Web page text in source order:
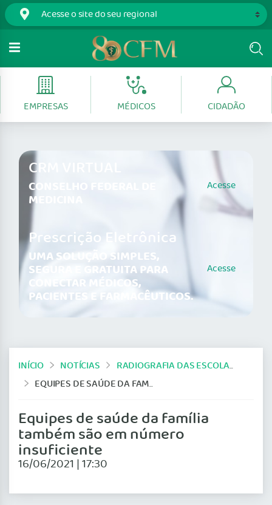
EMPRESAS MÉDICOS CIDADÃO
CRM VIRTUAL
CONSELHO FEDERAL DE
MEDICINA
Acesse
Prescrição Eletrônica
UMA SOLUÇÃO SIMPLES,
SEGURA E GRATUITA PARA
CONECTAR MÉDICOS,
PACIENTES E FARMACÊUTICOS.
Acesse
INÍCIO NOTÍCIAS
RADIOGRAFIA DAS ESCOLAS MÉDICAS
EQUIPES DE SAÚDE DA FAMÍLIA TAMBÉM SÃO EM NÚMERO INSUFICIENTE
Equipes de saúde da família
também são em número
insuficiente
16/06/2021 | 17:30